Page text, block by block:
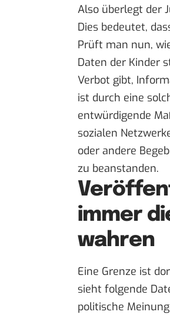
Also überlegt der
Dies bedeutet,
Prüft man nun,
Daten der Kinder
Verbot gibt,
ist durch eine
entwürdigende
sozialen
oder andere
zu beanstanden.
immer
wahren
Eine Grenze ist
sieht folgende
politische